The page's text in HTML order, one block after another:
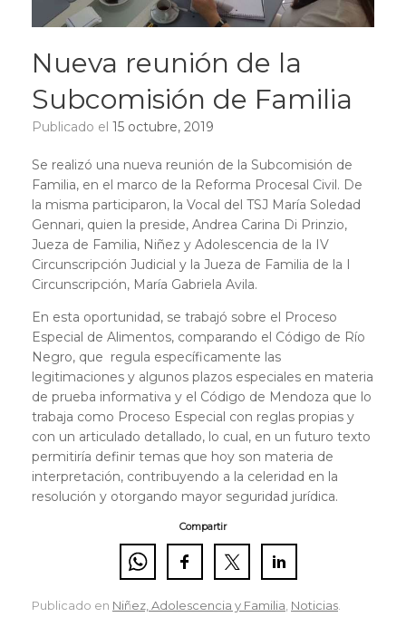
Nueva reunión de la
Subcomisión de Familia
Publicado el 15 octubre, 2019
Se realizó una nueva reunión de la Subcomisión de
Familia, en el marco de la Reforma Procesal Civil. De
la misma participaron, la Vocal del TSJ María Soledad
Gennari, quien la preside, Andrea Carina Di Prinzio,
Jueza de Familia, Niñez y Adolescencia de la IV
Circunscripción Judicial y la Jueza de Familia de la I
Circunscripción, María Gabriela Avila.
En esta oportunidad, se trabajó sobre el Proceso
Especial de Alimentos, comparando el Código de Río
Negro, que regula específicamente las
legitimaciones y algunos plazos especiales en materia
de prueba informativa y el Código de Mendoza que lo
trabaja como Proceso Especial con reglas propias y
con un articulado detallado, lo cual, en un futuro texto
permitiría definir temas que hoy son materia de
interpretación, contribuyendo a la celeridad en la
resolución y otorgando mayor seguridad jurídica.
Compartir
Publicado en Niñez, Adolescencia y Familia Noticias